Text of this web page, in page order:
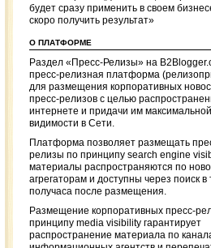
будет сразу применить в своем
скоро получить результат»
О ПЛАТФОРМЕ
Раздел «Пресс-Релизы» на
пресс-релизная платформа
для размещения корпоративных
пресс-релизов с целью
интернете и придачи им максимальной
видимости в Сети.
Платформа позволяет размещать
релизы по принципу search engine
материалы распространяются по
агрегаторам и доступны через поиск в
получаса после размещения.
Размещение корпоративных пресс-
принципу media visibility гарантирует
распространение материала по